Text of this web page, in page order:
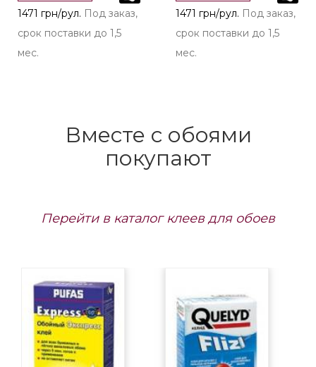
1471 грн/рул. Под заказ,
срок поставки до 1,5
мес.
1471 грн/рул. Под заказ,
срок поставки до 1,5
мес.
Вместе с обоями
покупают
Перейти в каталог клеев для обоев